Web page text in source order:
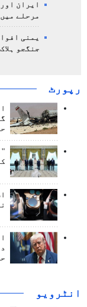
ایران
مرحلے
یمنی
جنگجو
رپورٹ
انٹرويو